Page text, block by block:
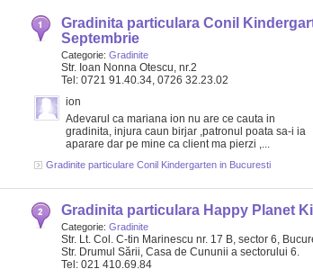
Gradinita particulara Conil
Septembrie
Categorie: Gradinite
Str. Ioan Nonna Otescu, nr.2
Tel: 0721 91.40.34, 0726 32.23.02
ion
Adevarul ca mariana ion nu are ce cauta in
gradinita, injura caun birjar ,patronul poata sa-i ia
aparare dar pe mine ca client ma pierzi ,...
Gradinite particulare Conil Kindergarten in Bucuresti
Gradinita particulara Happy Planet
Categorie: Gradinite
Str. Lt. Col. C-tin Marinescu nr. 17 B, sector 6,
Str. Drumul Sării, Casa de Cununii a sectorului 6.
Tel: 021 410.69.84